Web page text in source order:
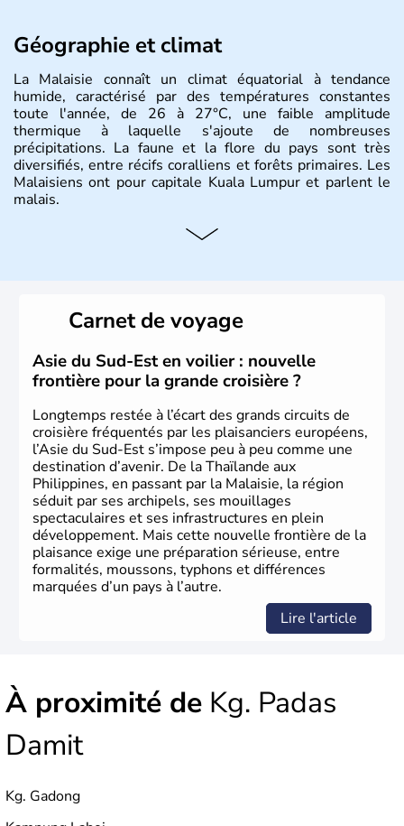
Géographie et climat
La Malaisie connaît un climat équatorial à tendance
humide, caractérisé par des températures constantes
toute l'année, de 26 à 27°C, une faible amplitude
thermique à laquelle s'ajoute de nombreuses
précipitations. La faune et la flore du pays sont très
diversifiés, entre récifs coralliens et forêts primaires. Les
Malaisiens ont pour capitale Kuala Lumpur et parlent le
malais.
Histoire et administration
constituent son territoire. C'est l'un des « tigres » de la
région, passant en quelques années de « pays en voie de
développement » à « pays développé », riche de ses 27
millions d'habitants. La religion dominante est l'Islam.
Carnet de voyage
Asie du Sud-Est en voilier : nouvelle
frontière pour la grande croisière ?
Longtemps restée à l’écart des grands circuits de
croisière fréquentés par les plaisanciers européens,
l’Asie du Sud-Est s’impose peu à peu comme une
destination d’avenir. De la Thaïlande aux
Philippines, en passant par la Malaisie, la région
séduit par ses archipels, ses mouillages
spectaculaires et ses infrastructures en plein
développement. Mais cette nouvelle frontière de la
plaisance exige une préparation sérieuse, entre
formalités, moussons, typhons et différences
marquées d’un pays à l’autre.
Lire l'article
À proximité de Kg. Padas
Damit
Kg. Gadong